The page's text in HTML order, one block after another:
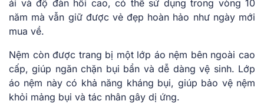
ái và độ đàn hồi cao, có thể sử dụng trong vòng 10
năm mà vẫn giữ được vẻ đẹp hoàn hảo như ngày mới
mua về.
Nệm còn được trang bị một lớp áo nệm bên ngoài cao
cấp, giúp ngăn chặn bụi bẩn và dễ dàng vệ sinh. Lớp
áo nệm này có khả năng kháng bụi, giúp bảo vệ nệm
khỏi mảng bụi và tác nhân gây dị ứng.